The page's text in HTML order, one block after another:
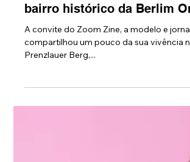
Modelo brasileira
experiências de seu
bairro histórico da Berlim
A convite do Zoom Zine, a modelo e
Prenzlauer Berg,...